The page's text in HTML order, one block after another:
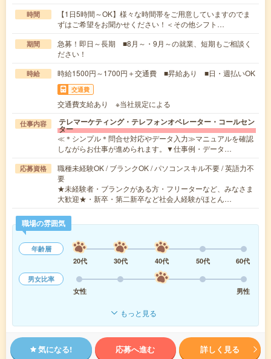
時間
【1日5時間～OK】様々な時間帯をご用意していますのでま
ずはご希望をお聞かせください！＜その他シフト…
期間
急募！即日～長期 ■8月～・9月～の就業、短期もご相談く
ださい！
時給 時給1500円～1700円＋交通費 ■昇給あり ■日・週払いOK
交通費
交通費支給あり ※当社規定による
仕事内容 テレマーケティング・テレフォンオペレーター・コールセン
ター
≪＊シンプル＊問合せ対応やデータ入力≫マニュアルを確認
しながらお仕事が進められます。▼仕事例・データ…
応募資格
職種未経験OK / ブランクOK / パソコンスキル不要 / 英語力不
要
★未経験者・ブランクがある方・フリーターなど、みなさま
大歓迎★・新卒・第二新卒など社会人経験がほとん…
職場の雰囲気
年齢層
20代
30代 40代 50代
60代
男女比率
女性
男性
もっと見る
気になる! 応募へ進む 詳しく見る